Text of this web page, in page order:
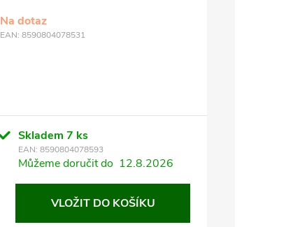
Na dotaz
EAN: 8590804078531
Skladem7 ks
EAN: 8590804078593
Můžeme doručit do 12.8.2026
VLOŽIT DO KOŠÍKU